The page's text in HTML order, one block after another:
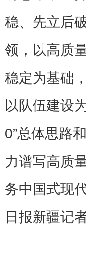
稳、先立后
领，以高质
稳定为基础
以队伍建设
0”总体思路
力谱写高质
务中国式现
日报新疆记